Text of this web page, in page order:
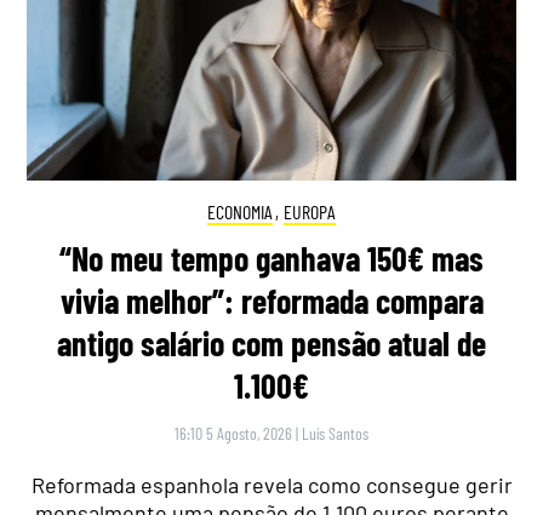
ECONOMIA , EUROPA
“No meu tempo ganhava 150€ mas
vivia melhor”: reformada compara
antigo salário com pensão atual de
1.100€
16:10 5 Agosto, 2026 | Luís Santos
Reformada espanhola revela como consegue gerir